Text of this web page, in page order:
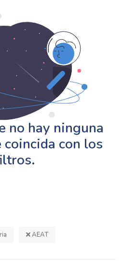
AEAT
no hay ninguna
coincida con los